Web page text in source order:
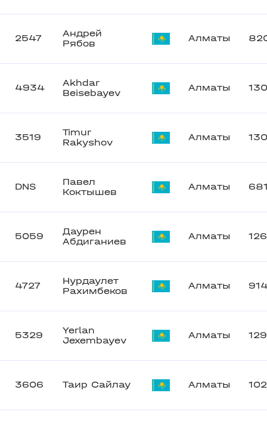
2547
Андрей
Рябов
Алматы
4934
Akhdar
Beisebayev
Алматы
3519
Timur
Rakyshov
Алматы
DNS
Павел
Коктышев
Алматы
5059
Даурен
Абдиганиев
Алматы
4727
Нурдаулет
Рахимбеков
Алматы
5329
Yerlan
Jexembayev
Алматы
3606 Таир Сайлау Алматы